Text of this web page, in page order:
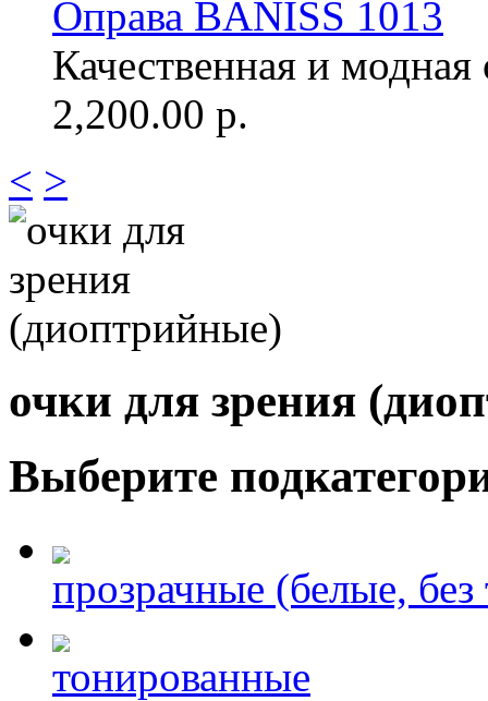
Оправа BANISS 1013
Качественная и модная
2,200.00 р.
< >
очки для зрения
Выберите
прозрачные (белые,
тонированные